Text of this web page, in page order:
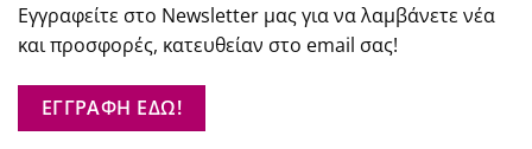
Εγγραφείτε στο Newsletter μας για να λαμβάνετε νέα
και προσφορές, κατευθείαν στο email σας!
ΕΓΓΡΑΦΗ ΕΔΩ!